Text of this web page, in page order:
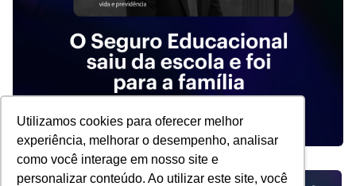
Utilizamos cookies para oferecer melhor
experiência, melhorar o desempenho, analisar
como você interage em nosso site e
personalizar conteúdo. Ao utilizar este site, você